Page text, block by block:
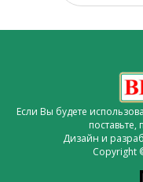
Если Вы будете
поставьте,
Дизайн и
Copyright